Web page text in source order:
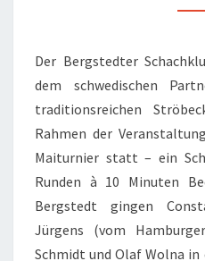
Der Bergstedter
dem schwedischen
traditionsreichen
Rahmen der
Maiturnier statt – ein
Runden à 10 Minuten
Bergstedt gingen
Jürgens (vom
Schmidt und Olaf Wolna